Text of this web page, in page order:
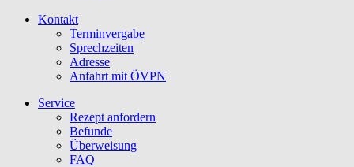
Kontakt
Terminvergabe
Sprechzeiten
Adresse
Anfahrt mit ÖVPN
Service
Rezept anfordern
Befunde
Überweisung
FAQ